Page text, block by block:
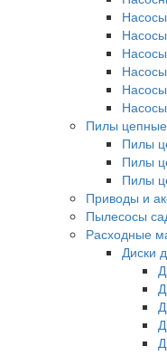
Пилы цепные
Пилы
Пилы
Пилы
Приводы и
Пылесосы
Расходные
Диски